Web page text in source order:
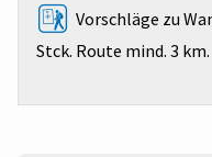
Vorschläge zu
Stck. Route mind. 3 km.